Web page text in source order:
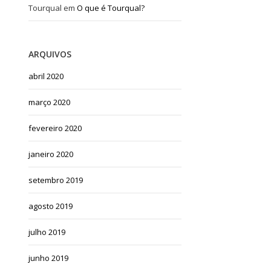
Tourqual emO que é Tourqual?
ARQUIVOS
abril 2020
março 2020
fevereiro 2020
janeiro 2020
setembro 2019
agosto 2019
julho 2019
junho 2019